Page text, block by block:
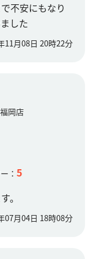
不安にもなり
した
11月08日 20時22分
福岡店
： 5
。
07月04日 18時08分